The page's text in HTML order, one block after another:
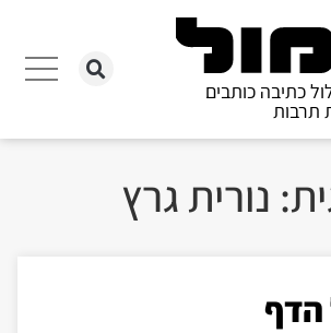
כתיבה כותבים
תרבות
נורית גרץ
הדף